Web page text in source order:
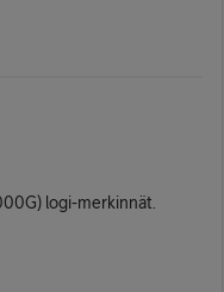
logi-merkinnät.